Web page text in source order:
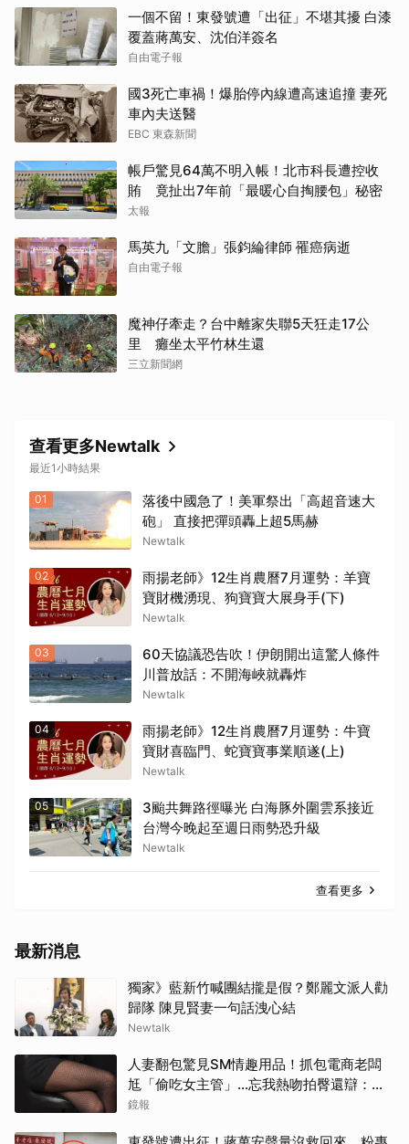
一個不留！東發號遭「出征」不堪其擾 白漆
覆蓋蔣萬安、沈伯洋簽名
自由電子報
國3死亡車禍！爆胎停內線遭高速追撞 妻死
車內夫送醫
EBC 東森新聞
帳戶驚見64萬不明入帳！北市科長遭控收
賄 竟扯出7年前「最暖心自掏腰包」秘密
太報
馬英九「文膽」張鈞綸律師 罹癌病逝
自由電子報
魔神仔牽走？台中離家失聯5天狂走17公
里 癱坐太平竹林生還
三立新聞網
查看更多Newtalk
最近1小時結果
01
落後中國急了！美軍祭出「高超音速大
砲」 直接把彈頭轟上超5馬赫
Newtalk
02
雨揚老師》12生肖農曆7月運勢：羊寶
寶財機湧現、狗寶寶大展身手(下)
Newtalk
03
60天協議恐告吹！伊朗開出這驚人條件
川普放話：不開海峽就轟炸
Newtalk
04
雨揚老師》12生肖農曆7月運勢：牛寶
寶財喜臨門、蛇寶寶事業順遂(上)
Newtalk
05
3颱共舞路徑曝光 白海豚外圍雲系接近
台灣今晚起至週日雨勢恐升級
Newtalk
查看更多
最新消息
獨家》藍新竹喊團結攏是假？鄭麗文派人勸
歸隊 陳見賢妻一句話洩心結
Newtalk
人妻翻包驚見SM情趣用品！抓包電商老闆
尪「偷吃女主管」…忘我熱吻拍臀還辯：只
是朋友
鏡報
取消